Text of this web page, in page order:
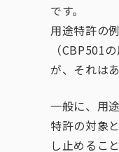
です。
用途特許の
（CBP501
が、それは
一般に、用
特許の対象
し止めるこ